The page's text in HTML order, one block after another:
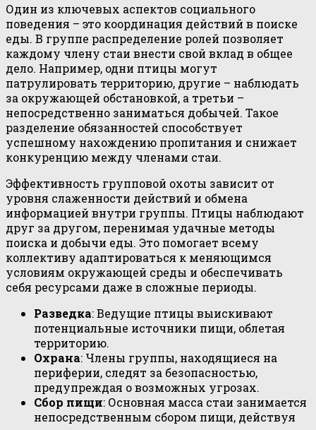
Один из ключевых аспектов социального
поведения – это координация действий в поиске
еды. В группе распределение ролей позволяет
каждому члену стаи внести свой вклад в общее
дело. Например, одни птицы могут
патрулировать территорию, другие – наблюдать
за окружающей обстановкой, а третьи –
непосредственно заниматься добычей. Такое
разделение обязанностей способствует
успешному нахождению пропитания и снижает
конкуренцию между членами стаи.
Эффективность групповой охоты зависит от
уровня слаженности действий и обмена
информацией внутри группы. Птицы наблюдают
друг за другом, перенимая удачные методы
поиска и добычи еды. Это помогает всему
коллективу адаптироваться к меняющимся
условиям окружающей среды и обеспечивать
себя ресурсами даже в сложные периоды.
Разведка: Ведущие птицы выискивают
потенциальные источники пищи, облетая
территорию.
Охрана: Члены группы, находящиеся на
периферии, следят за безопасностью,
предупреждая о возможных угрозах.
Сбор пищи: Основная масса стаи занимается
непосредственным сбором пищи, действуя